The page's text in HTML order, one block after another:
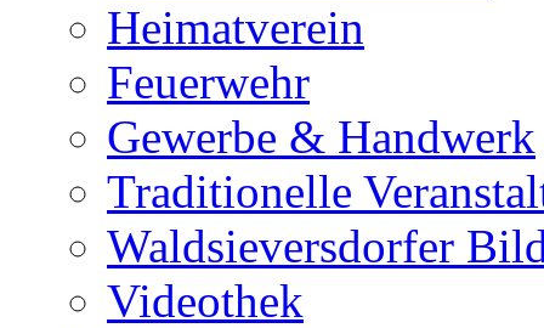
Heimatverein
Feuerwehr
Gewerbe & Handwerk
Traditionelle
Waldsieversdorfer
Videothek